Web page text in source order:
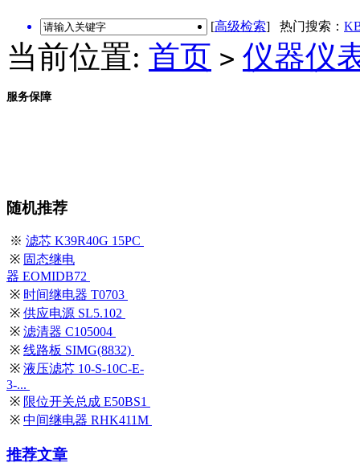
[高级检索] 热门搜索：
当前位置: 首页 > 仪器仪
服务保障
随机推荐
※ 滤芯 K39R40G 15PC
※ 固态继电
器 EOMIDB72
※ 时间继电器 T0703
※ 供应电源 SL5.102
※ 滤清器 C105004
※ 线路板 SIMG(8832)
※ 液压滤芯 10-S-10C-E-
3-...
※ 限位开关总成 E50BS1
※ 中间继电器 RHK411M
推荐文章